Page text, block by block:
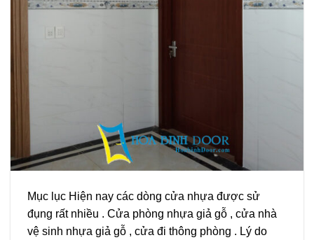
Mục lục Hiện nay các dòng cửa nhựa được sử
đụng rất nhiều . Cửa phòng nhựa giả gỗ , cửa nhà
vệ sinh nhựa giả gỗ , cửa đi thông phòng . Lý do